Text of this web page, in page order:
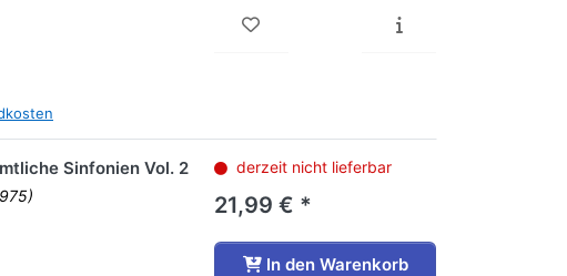
Sinfonien Vol. 2 derzeit nicht lieferbar
21,99 € *
In den Warenkorb